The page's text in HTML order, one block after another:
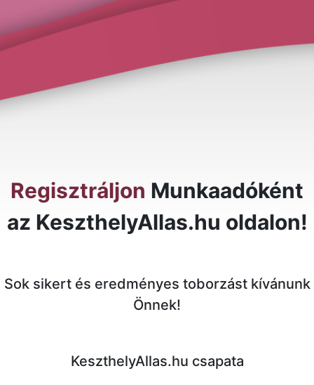
Regisztráljon Munkaadóként
az KeszthelyAllas.hu oldalon!
Sok sikert és eredményes toborzást kívánunk
Önnek!
KeszthelyAllas.hu csapata